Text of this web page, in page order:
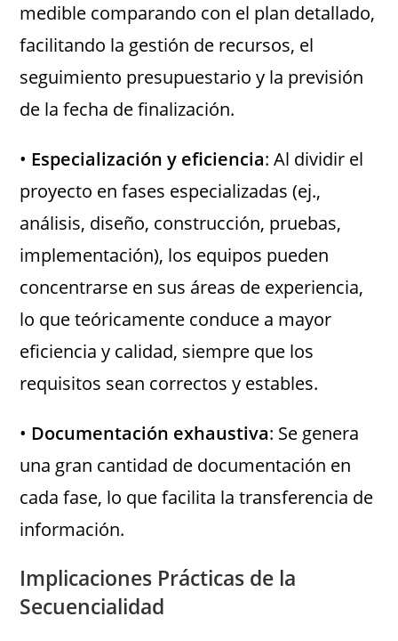
medible comparando con el plan detallado,
facilitando la gestión de recursos, el
seguimiento presupuestario y la previsión
de la fecha de finalización.
• Especialización y eficiencia: Al dividir el
proyecto en fases especializadas (ej.,
análisis, diseño, construcción, pruebas,
implementación), los equipos pueden
concentrarse en sus áreas de experiencia,
lo que teóricamente conduce a mayor
eficiencia y calidad, siempre que los
requisitos sean correctos y estables.
• Documentación exhaustiva: Se genera
una gran cantidad de documentación en
cada fase, lo que facilita la transferencia de
información.
Implicaciones Prácticas de la
Secuencialidad